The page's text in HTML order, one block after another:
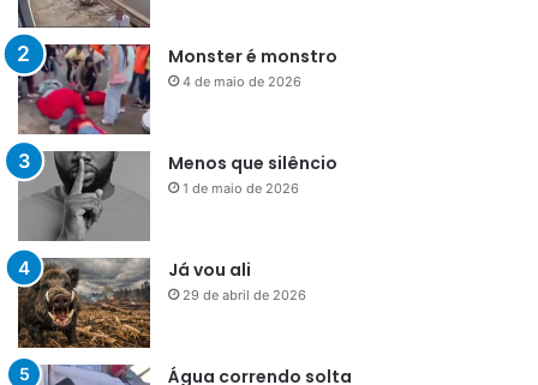
Monster é monstro
4 de maio de 2026
Menos que silêncio
1 de maio de 2026
Já vou ali
29 de abril de 2026
Água correndo solta